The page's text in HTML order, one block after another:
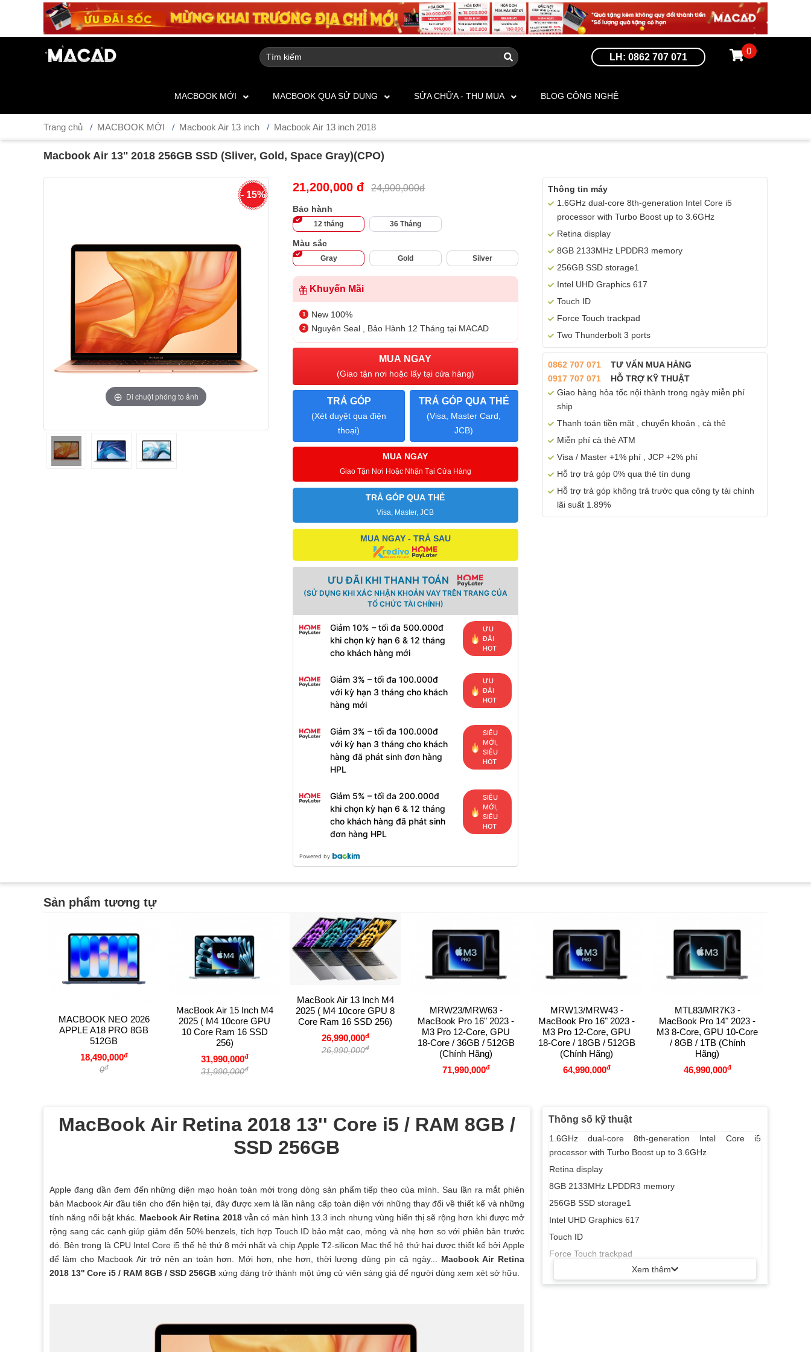
LH: 0862 707 071
0
MACBOOK MỚI MACBOOK QUA SỬ DỤNG SỬA CHỮA - THU MUA BLOG CÔNG NGHỆ
Trang chủ MACBOOK MỚI Macbook Air 13 inch Macbook Air 13 inch 2018
- 15%
Di chuột phóng to ảnh
Macbook Air 13'' 2018 256GB SSD (Sliver, Gold, Space Gray)(CPO)
21,200,000 đ 24,900,000đ
Bảo hành
12 tháng 36 Tháng
Màu sắc
Gray Gold Silver
Khuyến Mãi
New 100%
Nguyên Seal , Bảo Hành 12 Tháng tại MACAD
MUA NGAY
(Giao tận nơi hoặc lấy tại cửa hàng)
TRẢ GÓP
(Xét duyệt qua điện
thoại)
TRẢ GÓP QUA THẺ
(Visa, Master Card,
JCB)
MUA NGAY
Giao Tận Nơi Hoặc Nhận Tại Cửa Hàng
TRẢ GÓP QUA THẺ
Visa, Master, JCB
MUA NGAY - TRẢ SAU
ƯU ĐÃI KHI THANH TOÁN
(SỬ DỤNG KHI XÁC NHẬN KHOẢN VAY TRÊN TRANG CỦA
TỔ CHỨC TÀI CHÍNH)
Giảm 10% – tối đa 500.000đ
khi chọn kỳ hạn 6 & 12 tháng
cho khách hàng mới
ƯU
ĐÃI
HOT
Giảm 3% – tối đa 100.000đ
với kỳ hạn 3 tháng cho khách
hàng mới
ƯU
ĐÃI
HOT
Giảm 3% – tối đa 100.000đ
với kỳ hạn 3 tháng cho khách
hàng đã phát sinh đơn hàng
HPL
SIÊU
MỚI,
SIÊU
HOT
Giảm 5% – tối đa 200.000đ
khi chọn kỳ hạn 6 & 12 tháng
cho khách hàng đã phát sinh
đơn hàng HPL
SIÊU
MỚI,
SIÊU
HOT
Powered by
Thông tin máy
1.6GHz dual-core 8th-generation Intel Core i5
processor with Turbo Boost up to 3.6GHz
Retina display
8GB 2133MHz LPDDR3 memory
256GB SSD storage1
Intel UHD Graphics 617
Touch ID
Force Touch trackpad
Two Thunderbolt 3 ports
0862 707 071
TƯ VẤN MUA HÀNG
0917 707 071
HỖ TRỢ KỸ THUẬT
Giao hàng hỏa tốc nội thành trong ngày miễn phí
ship
Thanh toán tiền mặt , chuyển khoản , cà thẻ
Miễn phí cà thẻ ATM
Visa / Master +1% phí , JCP +2% phí
Hỗ trợ trả góp 0% qua thẻ tín dụng
Hỗ trợ trả góp không trả trước qua công ty tài chính
lãi suất 1.89%
Thông số kỹ thuật
1.6GHz dual-core 8th-generation Intel Core i5
processor with Turbo Boost up to 3.6GHz
Retina display
8GB 2133MHz LPDDR3 memory
256GB SSD storage1
Intel UHD Graphics 617
Touch ID
Force Touch trackpad
Two Thunderbolt 3 portsXem thêm
MacBook Air Retina 2018 13'' Core i5 / RAM 8GB /
SSD 256GB
Apple đang dần đem đến những diện mạo hoàn toàn mới trong dòng sản phẩm tiếp theo của mình. Sau lần ra mắt phiên
bản Macbook Air đầu tiên cho đến hiện tại, đây được xem là lần nâng cấp toàn diện với những thay đổi về thiết kế và những
tính năng nổi bật khác. Macbook Air Retina 2018vẫn có màn hình 13.3 inch nhưng vùng hiển thị sẽ rộng hơn khi được mở
rộng sang các cạnh giúp giảm đến 50% benzels, tích hợp Touch ID bảo mật cao, mỏng và nhẹ hơn so với phiên bản trước
đó. Bên trong là CPU Intel Core i5 thế hệ thứ 8 mới nhất và chip Apple T2-silicon Mac thế hệ thứ hai được thiết kế bởi Apple
để làm cho Macbook Air trở nên an toàn hơn. Mới hơn, nhẹ hơn, thời lượng dùng pin cả ngày... Macbook Air Retina
2018 13'' Core i5 / RAM 8GB / SSD 256GB xứng đáng trở thành một ứng cử viên sáng giá để người dùng xem xét sở hữu.
Sản phẩm tương tự
MACBOOK NEO 2026
APPLE A18 PRO 8GB
512GB
18,490,000đ
0đ
MacBook Air 15 Inch M4
2025 ( M4 10core GPU
10 Core Ram 16 SSD
256)
31,990,000đ
31,990,000đ
MacBook Air 13 Inch M4
2025 ( M4 10core GPU 8
Core Ram 16 SSD 256)
26,990,000đ
26,990,000đ
MRW23/MRW63 -
MacBook Pro 16" 2023 -
M3 Pro 12-Core, GPU
18-Core / 36GB / 512GB
(Chính Hãng)
71,990,000đ
MRW13/MRW43 -
MacBook Pro 16" 2023 -
M3 Pro 12-Core, GPU
18-Core / 18GB / 512GB
(Chính Hãng)
64,990,000đ
MTL83/MR7K3 -
MacBook Pro 14" 2023 -
M3 8-Core, GPU 10-Core
/ 8GB / 1TB (Chính
Hãng)
46,990,000đ